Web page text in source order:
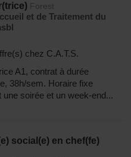
Forest
et de Traitement du
chez C.A.T.S.
A1, contrat à durée
38h/sem. Horaire fixe
une soirée et un week-end...
social(e) en chef(fe)